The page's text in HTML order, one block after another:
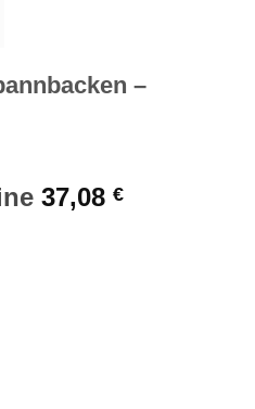
–
€
37,08€Aktueller